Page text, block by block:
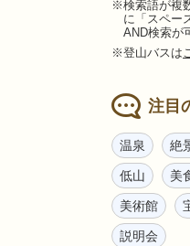
※検索語が複
に「スペー
AND検索が
※登山バスは
注目
温泉 絶
低山 美
美術館
説明会